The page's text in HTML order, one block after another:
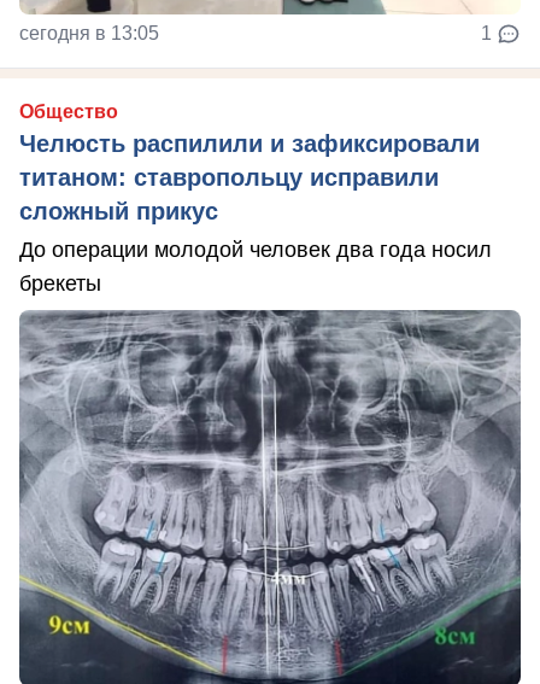
сегодня в 13:05 1
Общество
Челюсть распилили и зафиксировали
титаном: ставропольцу исправили
сложный прикус
До операции молодой человек два года носил
брекеты